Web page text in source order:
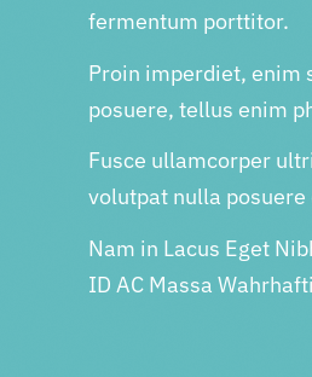
fermentum porttitor.
Proin imperdiet, enim
posuere, tellus enim
Fusce ullamcorper
volutpat nulla posuere
Nam in Lacus Eget
ID AC Massa